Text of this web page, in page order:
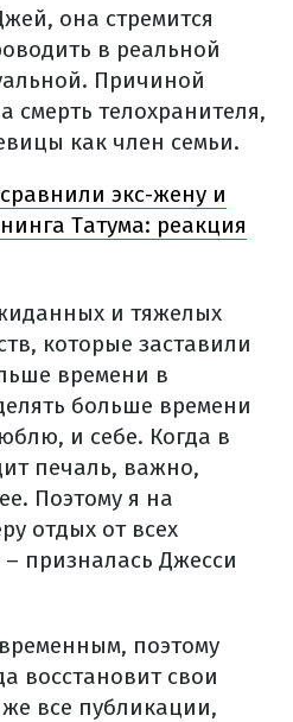
она стремится
в реальной
Причиной
смерть телохранителя,
как член семьи.
экс-жену и
Татума: реакция
и тяжелых
которые заставили
времени в
больше времени
и себе. Когда в
печаль, важно,
Поэтому я на
отдых от всех
призналась Джесси
поэтому
восстановит свои
все публикации,